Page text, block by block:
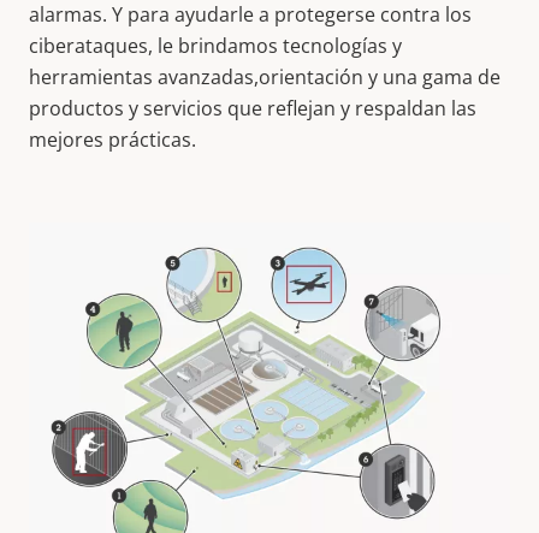
alarmas. Y para ayudarle a protegerse contra los
ciberataques, le brindamos tecnologías y
herramientas avanzadas,orientación y una gama de
productos y servicios que reflejan y respaldan las
mejores prácticas.